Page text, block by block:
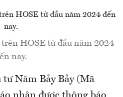
trên HOSE từ đầu năm 2024
nay.
Năm Bảy Bảy (Mã